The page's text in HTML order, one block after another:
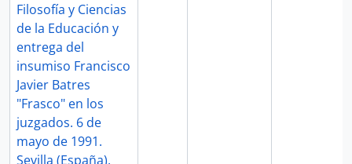
Filosofía y Ciencias
de la Educación y
entrega del
insumiso Francisco
Javier Batres
"Frasco" en los
juzgados. 6 de
mayo de 1991.
Sevilla (España).